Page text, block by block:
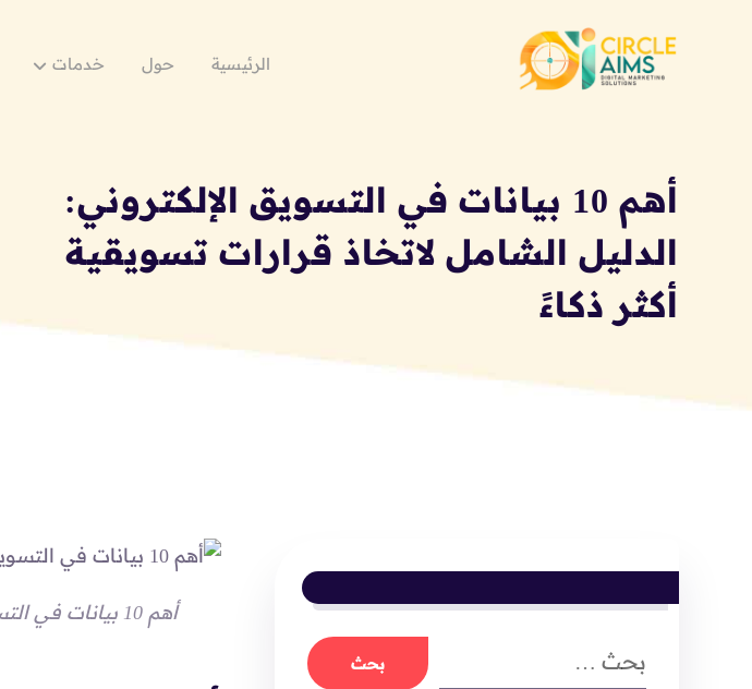
الرئيسية حول خدمات
أهم 10 بيانات في التسويق الإلكتروني:
الدليل الشامل لاتخاذ قرارات تسويقية
أكثر ذكاءً
أهم 10 بيانات في التسويق الإلكتروني